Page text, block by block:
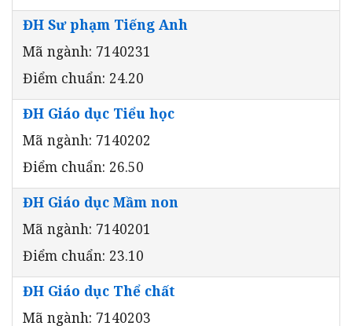
ĐH Sư phạm Tiếng Anh
Mã ngành: 7140231
Điểm chuẩn: 24.20
ĐH Giáo dục Tiểu học
Mã ngành: 7140202
Điểm chuẩn: 26.50
ĐH Giáo dục Mầm non
Mã ngành: 7140201
Điểm chuẩn: 23.10
ĐH Giáo dục Thể chất
Mã ngành: 7140203